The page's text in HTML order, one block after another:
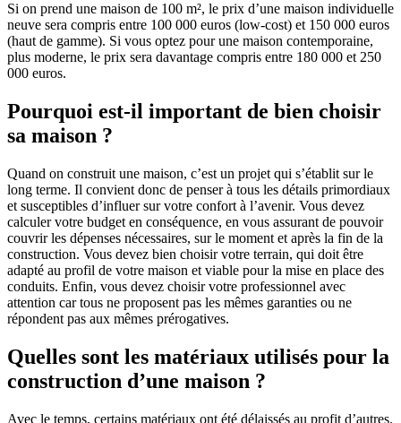
Si on prend une maison de 100 m², le prix d’une maison individuelle
neuve sera compris entre 100 000 euros (low-cost) et 150 000 euros
(haut de gamme). Si vous optez pour une maison contemporaine,
plus moderne, le prix sera davantage compris entre 180 000 et 250
000 euros.
Pourquoi est-il important de bien choisir
sa maison ?
Quand on construit une maison, c’est un projet qui s’établit sur le
long terme. Il convient donc de penser à tous les détails primordiaux
et susceptibles d’influer sur votre confort à l’avenir. Vous devez
calculer votre budget en conséquence, en vous assurant de pouvoir
couvrir les dépenses nécessaires, sur le moment et après la fin de la
construction. Vous devez bien choisir votre terrain, qui doit être
adapté au profil de votre maison et viable pour la mise en place des
conduits. Enfin, vous devez choisir votre professionnel avec
attention car tous ne proposent pas les mêmes garanties ou ne
répondent pas aux mêmes prérogatives.
Quelles sont les matériaux utilisés pour la
construction d’une maison ?
Avec le temps, certains matériaux ont été délaissés au profit d’autres.